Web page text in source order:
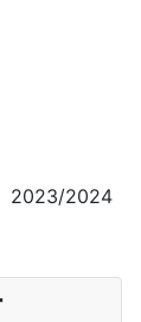
2023/2024